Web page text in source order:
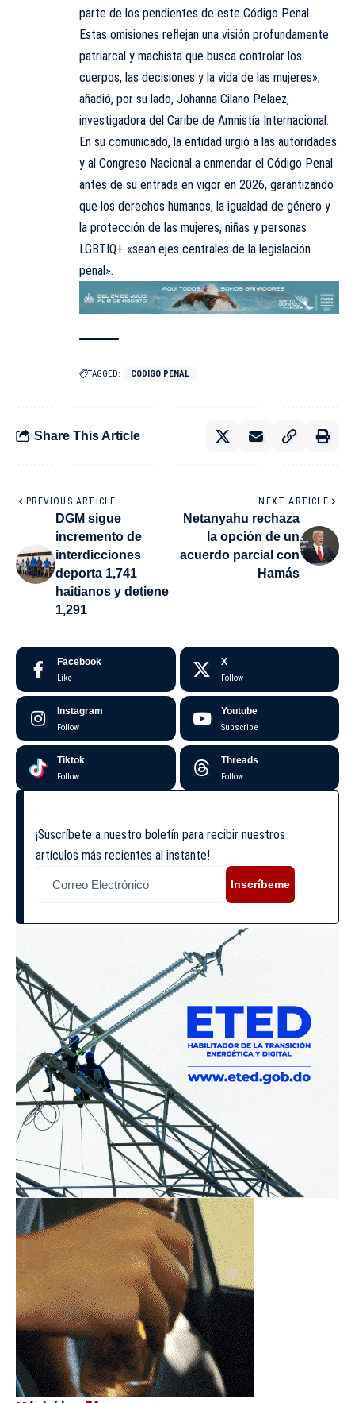
parte de los pendientes de este Código Penal.
Estas omisiones reflejan una visión profundamente
patriarcal y machista que busca controlar los
cuerpos, las decisiones y la vida de las mujeres»,
añadió, por su lado, Johanna Cilano Pelaez,
investigadora del Caribe de Amnistía Internacional.
En su comunicado, la entidad urgió a las autoridades
y al Congreso Nacional a enmendar el Código Penal
antes de su entrada en vigor en 2026, garantizando
que los derechos humanos, la igualdad de género y
la protección de las mujeres, niñas y personas
LGBTIQ+ «sean ejes centrales de la legislación
penal».
TAGGED: CODIGO PENAL
Share This Article
PREVIOUS ARTICLE
DGM sigue
incremento de
interdicciones
deporta 1,741
haitianos y detiene
1,291
NEXT ARTICLE
Netanyahu rechaza
la opción de un
acuerdo parcial con
Hamás
Facebook
Like
X
Follow
Instagram
Follow
Youtube
Subscribe
Tiktok
Follow
Threads
Follow
¡Suscríbete a nuestro boletín para recibir nuestros
artículos más recientes al instante!
Inscríbeme